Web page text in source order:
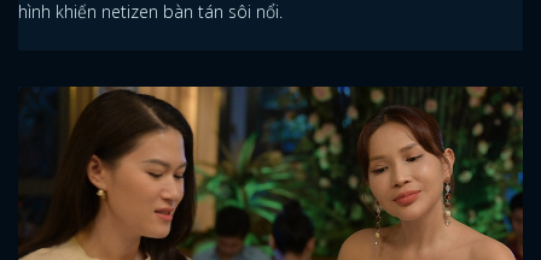
hình khiến netizen bàn tán sôi nổi.